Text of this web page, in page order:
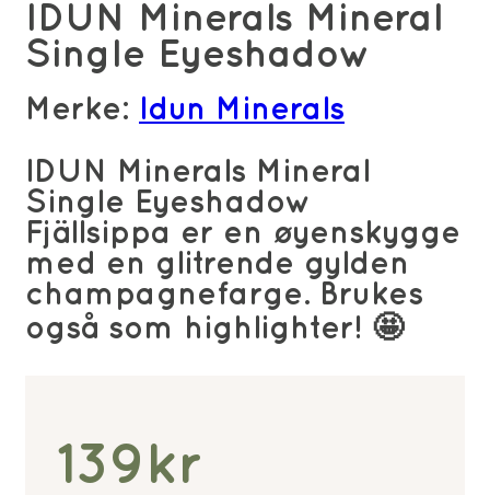
IDUN Minerals Mineral
Single Eyeshadow
Merke: Idun Minerals
IDUN Minerals Mineral
Single Eyeshadow
Fjällsippa er en øyenskygge
med en glitrende gylden
champagnefarge. Brukes
også som highlighter! 🤩
139 kr